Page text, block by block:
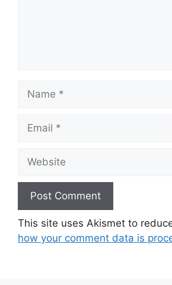
Name
Email
Website
This site uses Akismet to
how your comment data is